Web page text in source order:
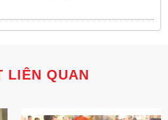
LIÊN QUAN